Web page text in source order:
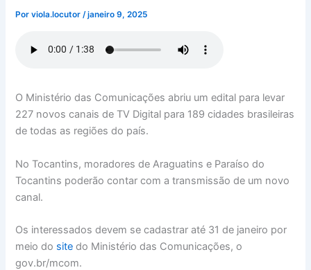
Porviola.locutor/janeiro 9, 2025
O Ministério das Comunicações abriu um edital para levar
227 novos canais de TV Digital para 189 cidades brasileiras
de todas as regiões do país.
No Tocantins, moradores de Araguatins e Paraíso do
Tocantins poderão contar com a transmissão de um novo
canal.
Os interessados devem se cadastrar até 31 de janeiro por
meio do sitedo Ministério das Comunicações, o
gov.br/mcom.